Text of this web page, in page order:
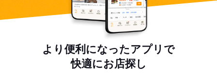
より便利になったアプリで
快適にお店探し